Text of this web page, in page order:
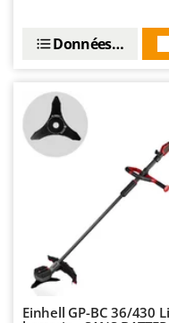
Mastercook
McCulloch
MCH
Michelin
Mockmill
More than chef
MOSA
MOVA
Données
Einhell GP-BC 36/430